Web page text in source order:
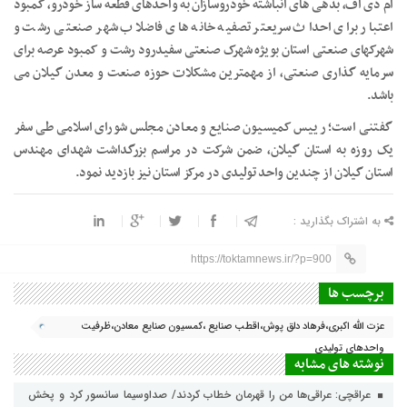
ام دی اف، بدهی های انباشته خودروسازان به واحدهای قطعه ساز خودرو، کمبود
اعتبار برای احداث سریعتر تصفیه خانه های فاضلاب شهر صنعتی رشت و
شهرکهای صنعتی استان بویژه شهرک صنعتی سفیدرود رشت و کمبود عرصه برای
سرمایه گذاری صنعتی، از مهمترین مشکلات حوزه صنعت و معدن گیلان می
باشد.
گفتنی است؛ رییس کمیسیون صنایع و معادن مجلس شورای اسلامی طی سفر
یک روزه به استان گیلان، ضمن شرکت در مراسم بزرگداشت شهدای مهندس
استان گیلان از چندین واحد تولیدی در مرکز استان نیز بازدید نمود.
به اشتراک بگذارید :
https://toktamnews.ir/?p=900
برچسب ها
عزت الله اکبری،فرهاد دلق پوش،اقطب صنایع ،کمسیون صنایع معادن،ظرفیت
واحدهای تولیدی
نوشته های مشابه
عراقچی: عراقی‌ها من را قهرمان خطاب کردند/ صداوسیما سانسور کرد و پخش